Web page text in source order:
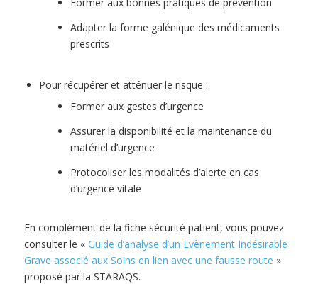
Adapter la forme galénique des médicaments
prescrits
Pour récupérer et atténuer le risque :
Former aux gestes d’urgence
Assurer la disponibilité et la maintenance du
matériel d’urgence
Protocoliser les modalités d’alerte en cas
d’urgence vitale
En complément de la fiche sécurité patient, vous pouvez
consulter le « Guide d’analyse d’un Evènement Indésirable
Grave associé aux Soins en lien avec une fausse route »
proposé par la STARAQS.